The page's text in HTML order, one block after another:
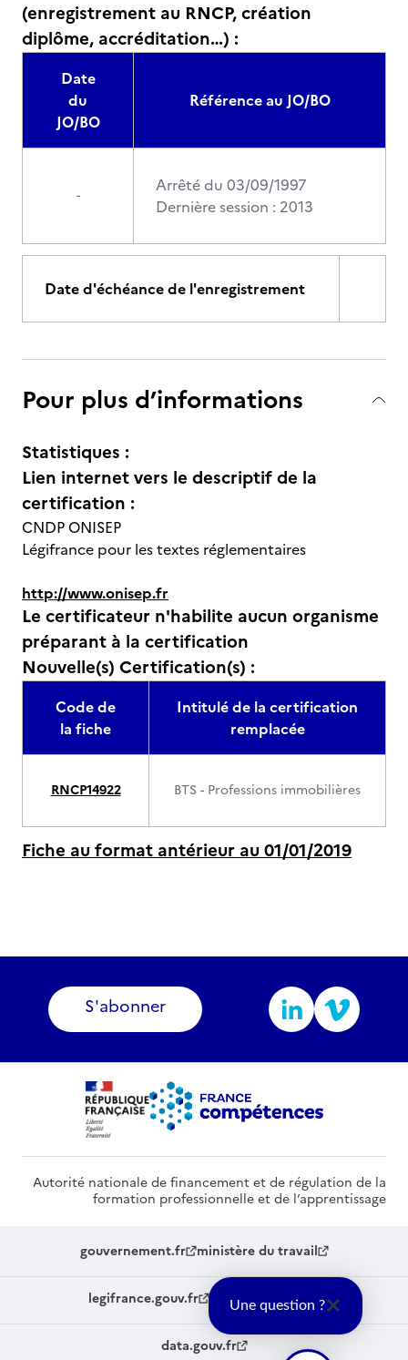
(enregistrement au RNCP, création
diplôme, accréditation…) :
Date
du
JO/BO
Référence au JO/BO
-
Arrêté du 03/09/1997
Dernière session : 2013
Date d'échéance de l'enregistrement
Pour plus d’informations
Statistiques :
Lien internet vers le descriptif de la
certification :
CNDP ONISEP
Légifrance pour les textes réglementaires
http://www.onisep.fr
Le certificateur n'habilite aucun organisme
préparant à la certification
Nouvelle(s) Certification(s) :
Code de
la fiche
Intitulé de la certification
remplacée
RNCP14922 BTS - Professions immobilières
Fiche au format antérieur au 01/01/2019
S'abonner
Autorité nationale de financement et de régulation de la
formation professionnelle et de l’apprentissage
gouvernement.fr ministère du travail
legifrance.gouv.fr service-public.fr
data.gouv.fr
Une question ?